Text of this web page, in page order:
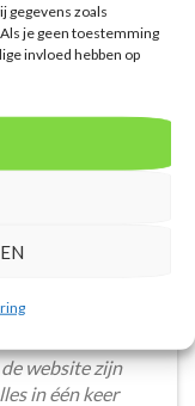
gegevens zoals
je geen toestemming
invloed hebben op
vakantieall-
resorts tot
een breed
vinden die
budget.
website zijn
in één keer